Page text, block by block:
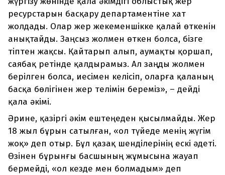
ресурстарын басқару департаментіне хат
жолдады. Олар жер жекеменшікке қалай өткенін
анықтайды. Заңсыз жолмен өткен болса, бізге
тіптен жақсы. Қайтарып алып, аумақты қоршап,
саябақ ретінде қалдырамыз. Ал заңды жолмен
берілген болса, иесімен келісіп, оларға қаланың
басқа бөлігінен жер телімін береміз», – дейді
қала әкімі.
Әрине, қазіргі әкім ештеңеден қысылмайды. Жер
18 жыл бұрын сатылған, «ол түйеде менің жүгім
жоқ» деп отыр. Бұл қазақ шенділерінің ескі әдеті.
Өзінен бұрынғы басшының жұмысына жауап
бермейді, «ол кезде мен болмадым» деп